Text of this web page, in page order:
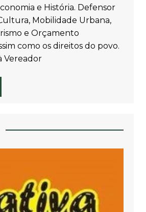
e História. Defensor
Mobilidade Urbana,
e Orçamento
como os direitos do povo.
Vereador